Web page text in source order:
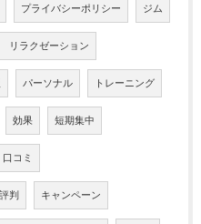
プライバシーポリシー ジム
リラクゼーション
パーソナル トレーニング
効果 短期集中
口コミ
評判 キャンペーン